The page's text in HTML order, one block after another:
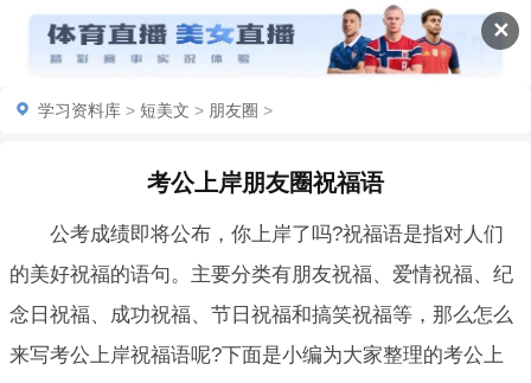
✕
学习资料库 > 短美文 > 朋友圈 >
考公上岸朋友圈祝福语
公考成绩即将公布，你上岸了吗?祝福语是指对人们
的美好祝福的语句。主要分类有朋友祝福、爱情祝福、纪
念日祝福、成功祝福、节日祝福和搞笑祝福等，那么怎么
来写考公上岸祝福语呢?下面是小编为大家整理的考公上